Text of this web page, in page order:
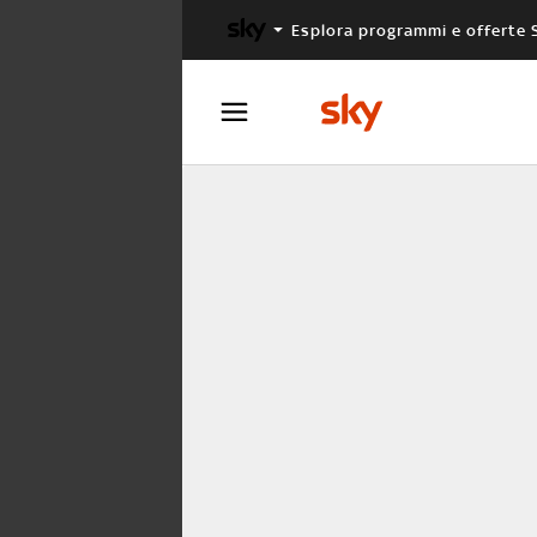
Esplora programmi e offerte